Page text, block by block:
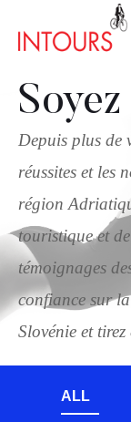
Depuis plus de
réussites et les
région
touristique et
témoignages
confiance sur
Slovénie et
ALL